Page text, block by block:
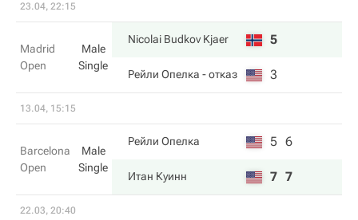
23.04, 22:15
Madrid
Open
Male
Single
Nicolai Budkov Kjaer 5
Рейли Опелка - отказ 3
13.04, 15:15
Barcelona
Open
Male
Single
Рейли Опелка 5 6
Итан Куинн 7 7
22.03, 20:40